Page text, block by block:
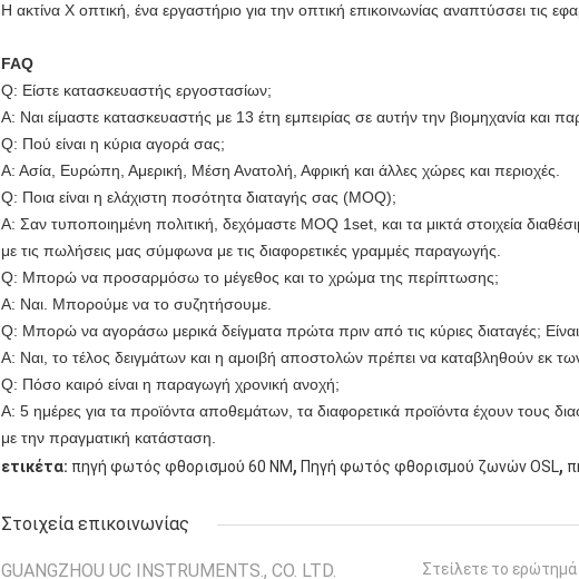
Η ακτίνα X οπτική, ένα εργαστήριο για την οπτική επικοινωνίας αναπτύσσει τις
FAQ
Q: Είστε κατασκευαστής εργοστασίων;
Α: Ναι είμαστε κατασκευαστής με 13 έτη εμπειρίας σε αυτήν την βιομηχανία και
Q: Πού είναι η κύρια αγορά σας;
Α: Ασία, Ευρώπη, Αμερική, Μέση Ανατολή, Αφρική και άλλες χώρες και περιοχές.
Q: Ποια είναι η ελάχιστη ποσότητα διαταγής σας (MOQ);
Α: Σαν τυποποιημένη πολιτική, δεχόμαστε MOQ 1set, και τα μικτά στοιχεία
με τις πωλήσεις μας σύμφωνα με τις διαφορετικές γραμμές παραγωγής.
Q: Μπορώ να προσαρμόσω το μέγεθος και το χρώμα της περίπτωσης;
Α: Ναι. Μπορούμε να το συζητήσουμε.
Q: Μπορώ να αγοράσω μερικά δείγματα πρώτα πριν από τις κύριες διαταγές;
Α: Ναι, το τέλος δειγμάτων και η αμοιβή αποστολών πρέπει να καταβληθούν εκ
Q: Πόσο καιρό είναι η παραγωγή χρονική ανοχή;
Α: 5 ημέρες για τα προϊόντα αποθεμάτων, τα διαφορετικά προϊόντα έχουν τους
με την πραγματική κατάσταση.
ετικέτα: πηγή φωτός φθορισμού 60 NM, Πηγή φωτός φθορισμού ζωνών OSL,
Στοιχεία επικοινωνίας
GUANGZHOU UC INSTRUMENTS., CO. LTD. Στείλετε το